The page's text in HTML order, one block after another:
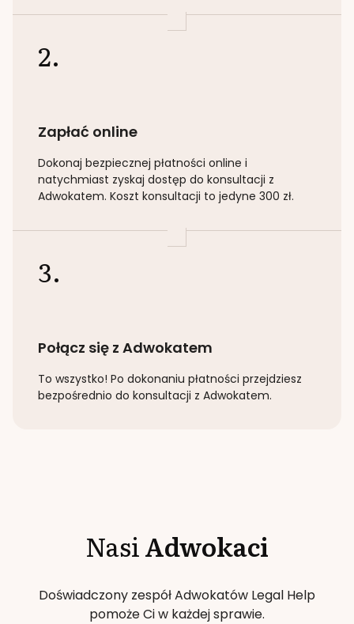
2.
Zapłać online
Dokonaj bezpiecznej płatności online i
natychmiast zyskaj dostęp do konsultacji z
Adwokatem. Koszt konsultacji to jedyne 300 zł.
3.
Połącz się z Adwokatem
To wszystko! Po dokonaniu płatności przejdziesz
bezpośrednio do konsultacji z Adwokatem.
NasiAdwokaci
Doświadczony zespół Adwokatów Legal Help
pomoże Ci w każdej sprawie.